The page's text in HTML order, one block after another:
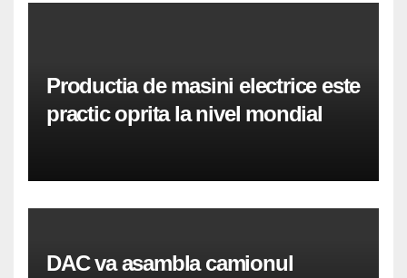
Productia de masini electrice este
practic oprita la nivel mondial
DAC va asambla camionul